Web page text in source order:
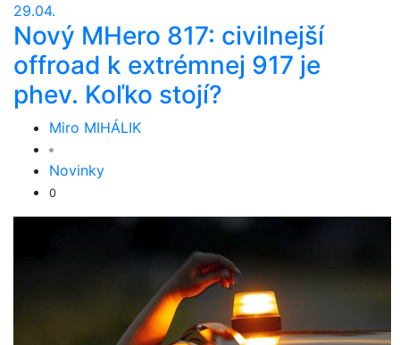
29.04.
Nový MHero 817: civilnejší
offroad k extrémnej 917 je
phev. Koľko stojí?
Miro MIHÁLIK
Novinky
0